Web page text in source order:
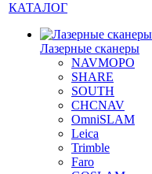
КАТАЛОГ
Лазерные сканеры
NAVMOPO
SHARE
SOUTH
CHCNAV
OmniSLAM
Leica
Trimble
Faro